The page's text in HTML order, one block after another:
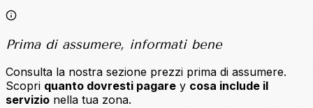
Prima di assumere, informati bene
Consulta la nostra sezione prezzi prima di assumere.
Scopri quanto dovresti pagare y cosa include il
servizio nella tua zona.